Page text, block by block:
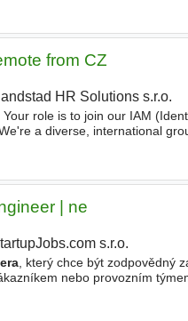
from CZ
HR Solutions s.r.o.
role is to join our IAM
a diverse, international
| ne
s.r.o.
, který chce být zodpovědný
nebo provozním